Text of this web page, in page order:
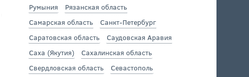
Румыния
Рязанская область
Самарская область
Санкт-Петербург
Саратовская область
Саудовская Аравия
Саха (Якутия)
Сахалинская область
Свердловская область
Севастополь